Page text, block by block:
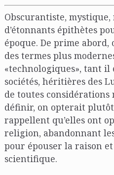
Obscurantiste,
d’étonnants épithètes
époque. De prime
des termes plus
«technologiques», tant il
sociétés, héritières des
de toutes considérations
définir, on opterait
rappellent qu’elles ont
religion, abandonnant
pour épouser la raison
scientifique.